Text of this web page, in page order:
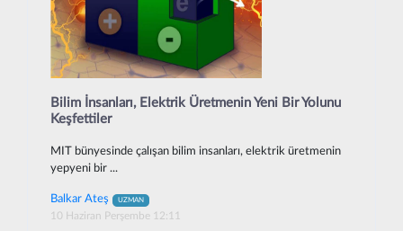
Bilim İnsanları, Elektrik Üretmenin Yeni Bir Yolunu
Keşfettiler
MIT bünyesinde çalışan bilim insanları, elektrik üretmenin
yepyeni bir ...
Balkar Ateş UZMAN
10 Haziran Perşembe 12:11